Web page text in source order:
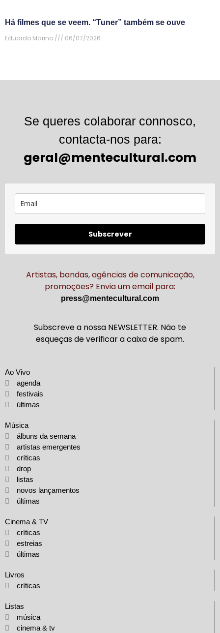
Há filmes que se veem. “Tuner” também se ouve
Eduardo Marino
06/07/2026
Se queres colaborar connosco,
contacta-nos para:
geral@mentecultural.com
Subscrever
Artistas, bandas, agências de comunicação,
promoções? Envia um email para:
press@mentecultural.com
Subscreve a nossa NEWSLETTER. Não te
esqueças de verificar a caixa de spam.
Ao Vivo
agenda
festivais
últimas
Música
álbuns da semana
artistas emergentes
críticas
drop
listas
novos lançamentos
últimas
Cinema & TV
críticas
estreias
últimas
Livros
críticas
Listas
música
cinema & tv